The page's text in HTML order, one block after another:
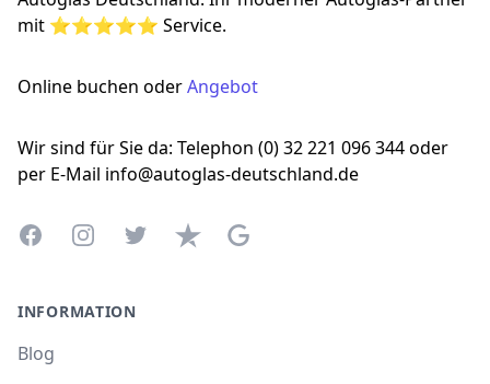
mit ⭐⭐⭐⭐⭐ Service.
Online buchen oderAngebot
Wir sind für Sie da: Telephon (0) 32 221 096 344 oder
per E-Mail info@autoglas-deutschland.de
FacebookInstagramTwitterTrustpilotGoogle Business Profile
INFORMATION
Blog